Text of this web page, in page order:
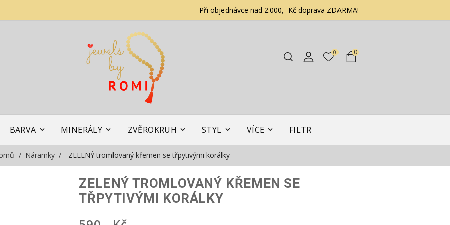
Při objednávce nad 2.000,- Kč doprava ZDARMA!
0
0
BARVA MINERÁLY ZVĚROKRUH STYL VÍCE FILTR
Náramky ZELENÝ tromlovaný křemen se třpytivými korálky
ZELENÝ TROMLOVANÝ KŘEMEN SE
TŘPYTIVÝMI KORÁLKY